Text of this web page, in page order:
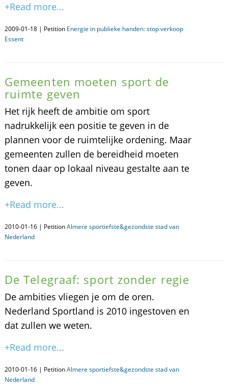
+Read more...
2009-01-18 | Petition Energie in publieke handen: stop verkoop
Essent
Gemeenten moeten sport de
ruimte geven
Het rijk heeft de ambitie om sport
nadrukkelijk een positie te geven in de
plannen voor de ruimtelijke ordening. Maar
gemeenten zullen de bereidheid moeten
tonen daar op lokaal niveau gestalte aan te
geven.
+Read more...
2010-01-16 | PetitionAlmere sportiefste&gezondste stad van
Nederland
De Telegraaf: sport zonder regie
De ambities vliegen je om de oren.
Nederland Sportland is 2010 ingestoven en
dat zullen we weten.
+Read more...
2010-01-16 | PetitionAlmere sportiefste&gezondste stad van
Nederland